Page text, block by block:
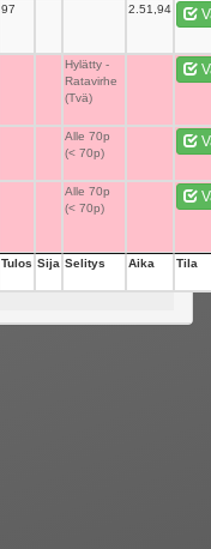
97 2.51,94
Hylätty -
Ratavirhe
(Tvä)
Alle 70p
(< 70p)
Alle 70p
(< 70p)
Tulos Sija Selitys Aika Tila